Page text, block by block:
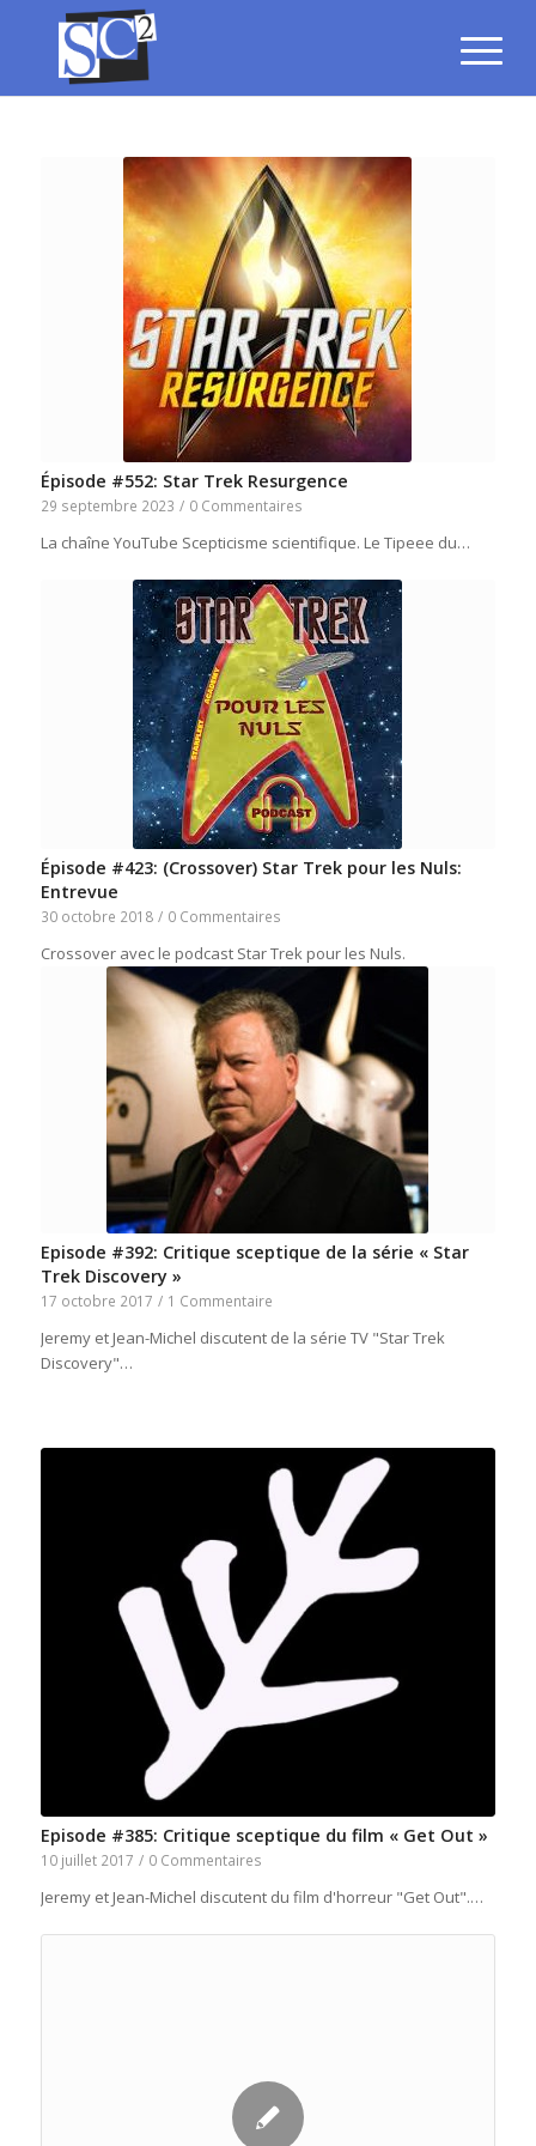
Épisode #552: Star Trek Resurgence
29 septembre 2023 / 0 Commentaires
La chaîne YouTube Scepticisme scientifique. Le Tipeee du…
Épisode #423: (Crossover) Star Trek pour les Nuls:
Entrevue
30 octobre 2018 / 0 Commentaires
Crossover avec le podcast Star Trek pour les Nuls.
Episode #392: Critique sceptique de la série « Star
Trek Discovery »
17 octobre 2017 / 1 Commentaire
Jeremy et Jean-Michel discutent de la série TV "Star Trek
Discovery"…
Episode #385: Critique sceptique du film « Get Out »
10 juillet 2017 / 0 Commentaires
Jeremy et Jean-Michel discutent du film d'horreur "Get Out".…